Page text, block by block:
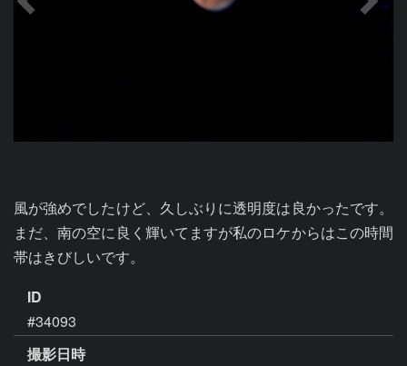
風が強めでしたけど、久しぶりに透明度は良かったです。
まだ、南の空に良く輝いてますが私のロケからはこの時間
帯はきびしいです。
ID
#34093
撮影日時